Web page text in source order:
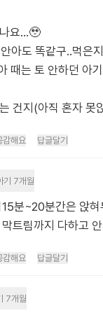
요...🥹
아도 똑같구..먹은
때는 토 안하던 아
건지(아직 혼자 못
감해요 답글달기
기 7개월
분~20분간은 앉혀
트림까지 다하고
감해요 답글달기
7개월